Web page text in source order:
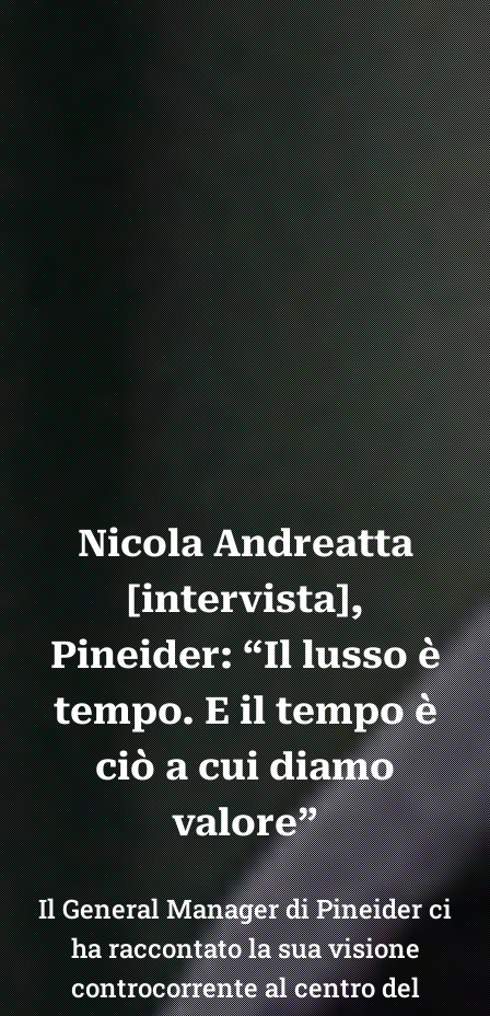
Nicola Andreatta
[intervista],
Pineider: “Il lusso è
tempo. E il tempo è
ciò a cui diamo
valore”
Il General Manager di Pineider ci
ha raccontato la sua visione
controcorrente al centro del